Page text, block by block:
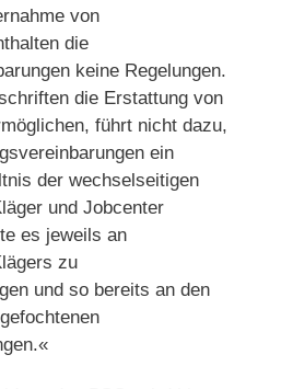
von
die
keine Regelungen.
die Erstattung von
führt nicht dazu,
ein
der wechselseitigen
und Jobcenter
es jeweils an
zu
und so bereits an den